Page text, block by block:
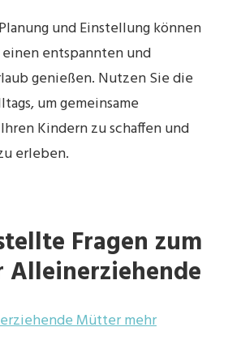
und Einstellung können
entspannten und
genießen. Nutzen Sie die
um gemeinsame
Kindern zu schaffen und
erleben.
Fragen zum
Mütter mehr